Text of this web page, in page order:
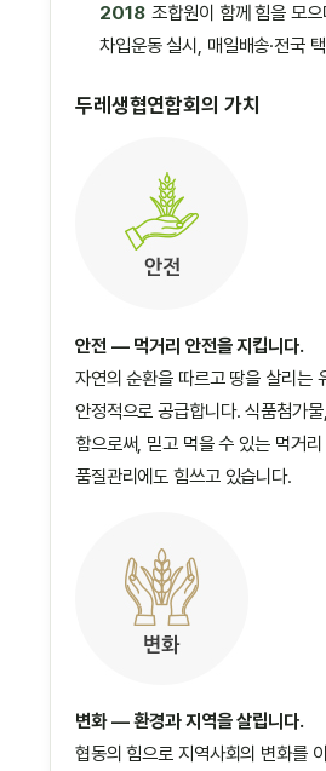
2018 조합원이 함께 힘을 모
차입운동 실시, 매일배송·전국
두레생협연합회의 가치
안전 — 먹거리 안전을 지킵니다.
자연의 순환을 따르고 땅을 살리는
안정적으로 공급합니다. 식품첨가
함으로써, 믿고 먹을 수 있는 먹거
품질관리에도 힘쓰고 있습니다.
변화 — 환경과 지역을 살립니다.
협동의 힘으로 지역사회의 변화를